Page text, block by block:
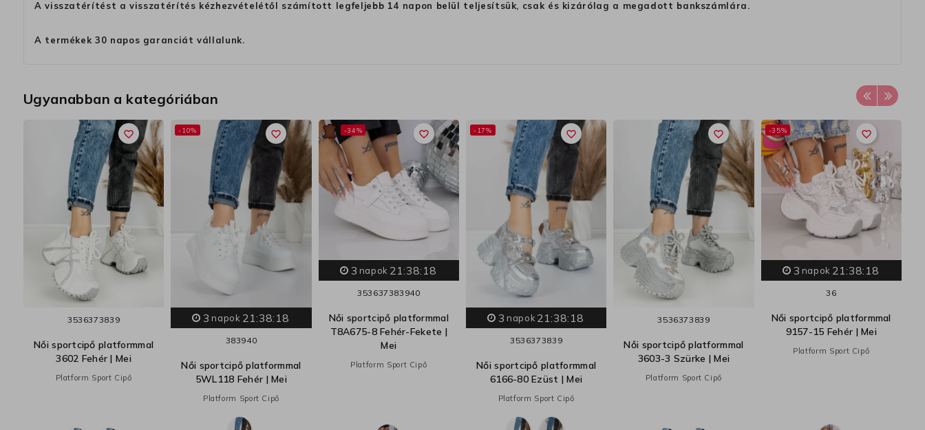
A visszatérítést a visszatérítés kézhezvételétől számított legfeljebb 14 napon belül teljesítsük, csak és kizárólag a megadott bankszámlára.
A termékek 30 napos garanciát vállalunk.
Ugyanabban a kategóriában
favorite_border
3536373839
Női sportcipő platformmal
3602 Fehér | Mei
Platform Sport Cipő
favorite_border
-10%
3 napok 21:38:17
383940
Női sportcipő platformmal
5WL118 Fehér | Mei
Platform Sport Cipő
favorite_border
-34%
3 napok 21:38:17
353637383940
Női sportcipő platformmal
T8A675-8 Fehér-Fekete |
Mei
Platform Sport Cipő
favorite_border
-17%
3 napok 21:38:17
3536373839
Női sportcipő platformmal
6166-80 Ezüst | Mei
Platform Sport Cipő
favorite_border
3536373839
Női sportcipő platformmal
3603-3 Szürke | Mei
Platform Sport Cipő
favorite_border
-35%
3 napok 21:38:17
36
Női sportcipő platformmal
9157-15 Fehér | Mei
Platform Sport Cipő